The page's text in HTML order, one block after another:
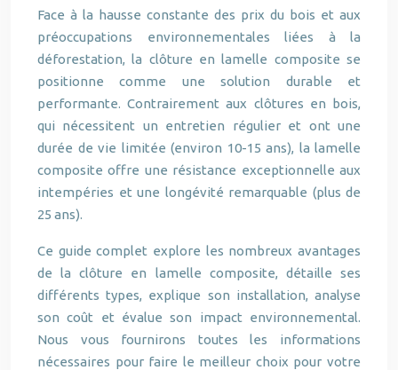
Face à la hausse constante des prix du bois et aux
préoccupations environnementales liées à la
déforestation, la clôture en lamelle composite se
positionne comme une solution durable et
performante. Contrairement aux clôtures en bois,
qui nécessitent un entretien régulier et ont une
durée de vie limitée (environ 10-15 ans), la lamelle
composite offre une résistance exceptionnelle aux
intempéries et une longévité remarquable (plus de
25 ans).
Ce guide complet explore les nombreux avantages
de la clôture en lamelle composite, détaille ses
différents types, explique son installation, analyse
son coût et évalue son impact environnemental.
Nous vous fournirons toutes les informations
nécessaires pour faire le meilleur choix pour votre